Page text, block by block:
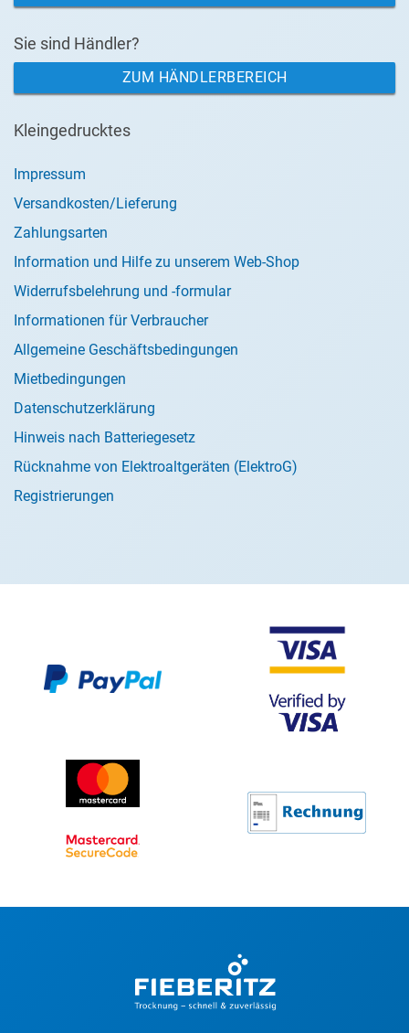
Sie sind Händler?
ZUM HÄNDLERBEREICH
Kleingedrucktes
Impressum
Versandkosten/Lieferung
Zahlungsarten
Information und Hilfe zu unserem Web-Shop
Widerrufsbelehrung und -formular
Informationen für Verbraucher
Allgemeine Geschäftsbedingungen
Mietbedingungen
Datenschutzerklärung
Hinweis nach Batteriegesetz
Rücknahme von Elektroaltgeräten (ElektroG)
Registrierungen